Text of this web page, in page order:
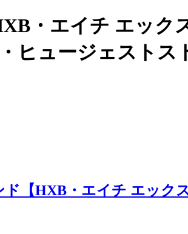
・エイチ エック
ヒュージェストス